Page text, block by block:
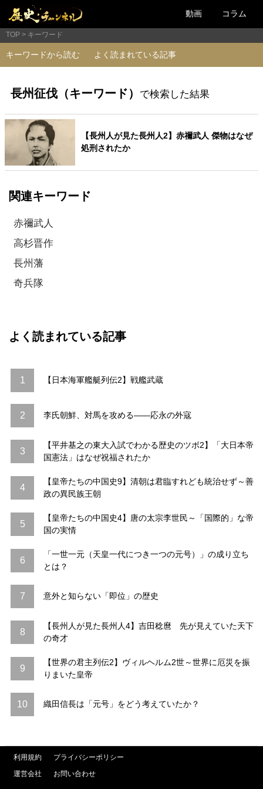
動画 コラム
TOP キーワード
キーワードから読む よく読まれている記事
長州征伐（キーワード） で検索した結果
【長州人が見た長州人2】赤禰武人 傑物はなぜ
処刑されたか
関連キーワード
赤禰武人
高杉晋作
長州藩
奇兵隊
よく読まれている記事
1 【日本海軍艦艇列伝2】戦艦武蔵
2 李氏朝鮮、対馬を攻める――応永の外寇
3
【平井基之の東大入試でわかる歴史のツボ2】「大日本帝
国憲法」はなぜ祝福されたか
4
【皇帝たちの中国史9】清朝は君臨すれども統治せず～善
政の異民族王朝
5
【皇帝たちの中国史4】唐の太宗李世民～「国際的」な帝
国の実情
6
「一世一元（天皇一代につき一つの元号）」の成り立ち
とは？
7 意外と知らない「即位」の歴史
8
【長州人が見た長州人4】吉田稔麿 先が見えていた天下
の奇才
9
【世界の君主列伝2】ヴィルヘルム2世～世界に厄災を振
りまいた皇帝
10 織田信長は「元号」をどう考えていたか？
利用規約
プライバシーポリシー
運営会社
お問い合わせ